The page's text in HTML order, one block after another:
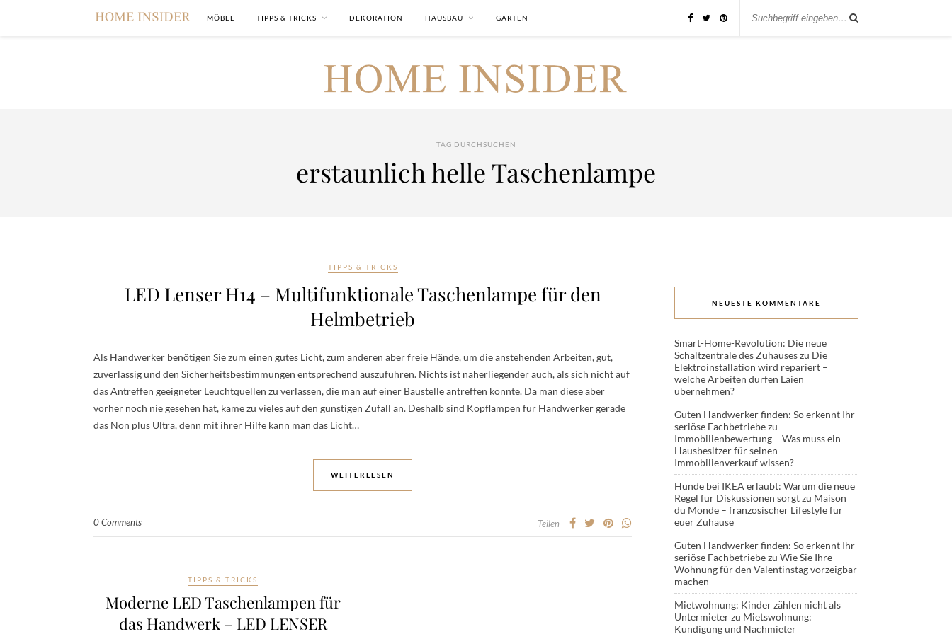
MÖBEL TIPPS & TRICKS DEKORATION HAUSBAU GARTEN
TAG DURCHSUCHEN
erstaunlich helle Taschenlampe
TIPPS & TRICKS
LED Lenser H14 – Multifunktionale Taschenlampe für den
Helmbetrieb
Als Handwerker benötigen Sie zum einen gutes Licht, zum anderen aber freie Hände, um die anstehenden Arbeiten, gut,
zuverlässig und den Sicherheitsbestimmungen entsprechend auszuführen. Nichts ist näherliegender auch, als sich nicht auf
das Antreffen geeigneter Leuchtquellen zu verlassen, die man auf einer Baustelle antreffen könnte. Da man diese aber
vorher noch nie gesehen hat, käme zu vieles auf den günstigen Zufall an. Deshalb sind Kopflampen für Handwerker gerade
das Non plus Ultra, denn mit ihrer Hilfe kann man das Licht…
WEITERLESEN
0 Comments Teilen
TIPPS & TRICKS
Moderne LED Taschenlampen für
das Handwerk – LED LENSER
NEUESTE KOMMENTARE
Smart-Home-Revolution: Die neue
Schaltzentrale des Zuhauseszu Die
Elektroinstallation wird repariert –
welche Arbeiten dürfen Laien
übernehmen?
Guten Handwerker finden: So erkennt Ihr
seriöse Fachbetriebezu
Immobilienbewertung – Was muss ein
Hausbesitzer für seinen
Immobilienverkauf wissen?
Hunde bei IKEA erlaubt: Warum die neue
Regel für Diskussionen sorgtzu Maison
du Monde – französischer Lifestyle für
euer Zuhause
Guten Handwerker finden: So erkennt Ihr
seriöse Fachbetriebezu Wie Sie Ihre
Wohnung für den Valentinstag vorzeigbar
machen
Mietwohnung: Kinder zählen nicht als
Untermieterzu Mietswohnung:
Kündigung und Nachmieter